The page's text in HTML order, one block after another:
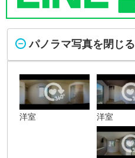
パノラマ写真を閉じる
洋室 洋室